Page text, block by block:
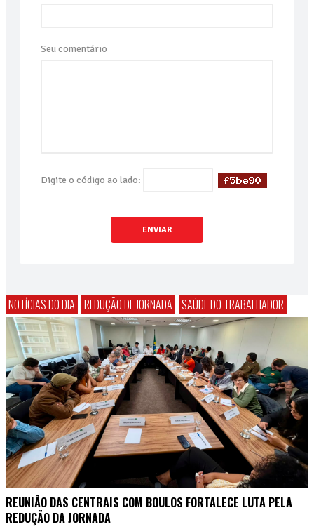
Seu comentário
Digite o código ao lado:
ENVIAR
NOTÍCIAS DO DIA REDUÇÃO DE JORNADA SAÚDE DO TRABALHADOR
REUNIÃO DAS CENTRAIS COM BOULOS FORTALECE LUTA PELA
REDUÇÃO DA JORNADA